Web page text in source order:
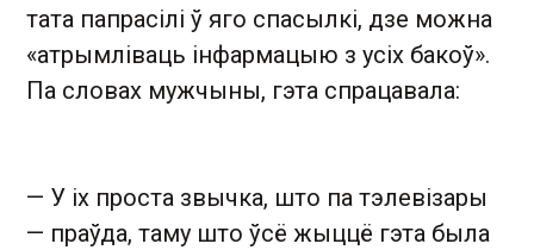
тата папрасілі ў яго спасылкі, дзе можна
«атрымліваць інфармацыю з усіх бакоў».
Па словах мужчыны, гэта спрацавала:
— У іх проста звычка, што па тэлевізары
— праўда, таму што ўсё жыццё гэта была